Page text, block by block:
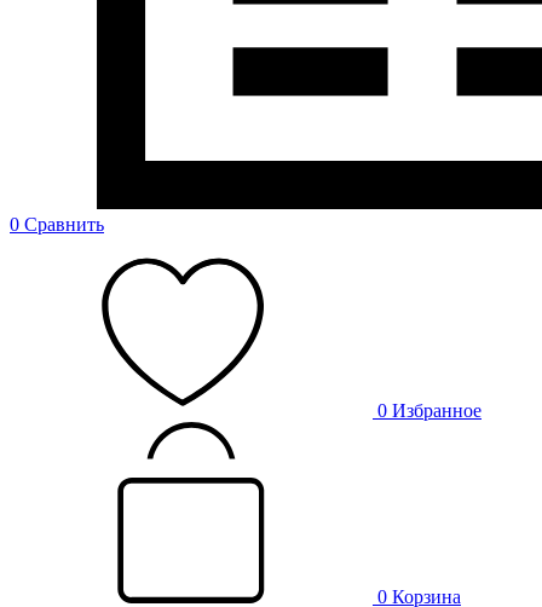
0 Сравнить
0 Избранное
0 Корзина